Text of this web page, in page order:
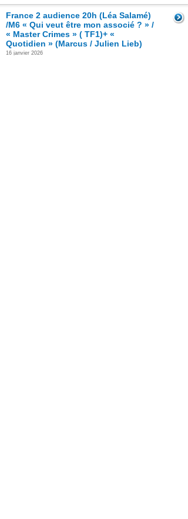
France 2 audience 20h (Léa Salamé)
/M6 « Qui veut être mon associé ? » /
« Master Crimes » ( TF1)+ «
Quotidien » (Marcus / Julien Lieb)
16 janvier 2026